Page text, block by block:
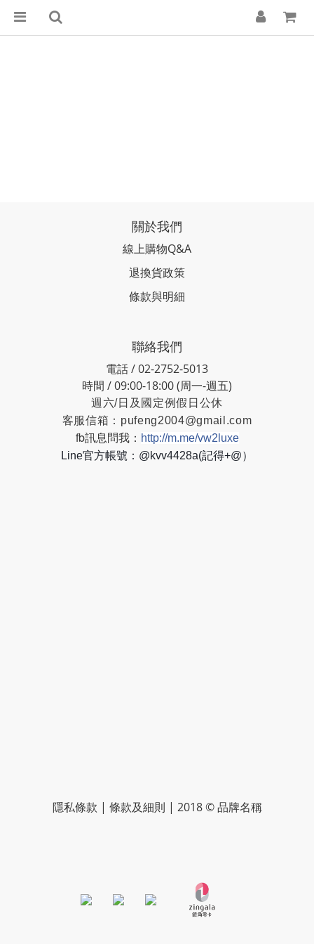
關於我們
線上購物Q&A
退換貨政策
條款與明細
聯絡我們
電話 / 02-2752-5013
時間 / 09:00-18:00 (周一-週五)
週六/日及國定例假日公休
客服信箱： pufeng2004@gmail.com
fb訊息問我： http://m.me/vw2luxe
Line官方帳號：@kvv4428a(記得+@）
隱私條款 | 條款及細則 | 2018 © 品牌名稱